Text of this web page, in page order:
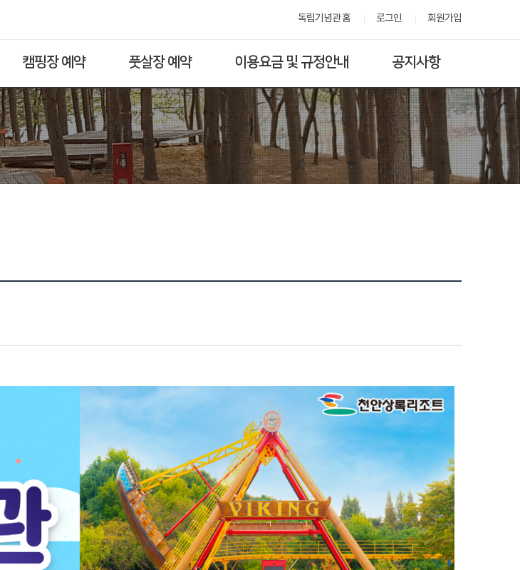
독립기념관 홈 로그인 회원가입
캠핑장 예약 풋살장 예약 이용요금 및 규정안내 공지사항